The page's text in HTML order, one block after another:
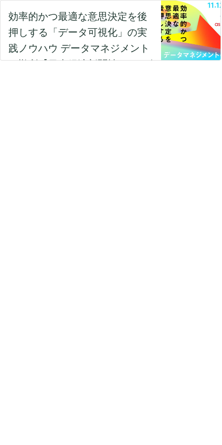
効率的かつ最適な意思決定を後
押しする「データ可視化」の実
践ノウハウ データマネジメント
の勘所【日本経済新聞社×アソビ